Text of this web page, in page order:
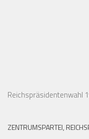
Reichspräsidentenwahl
ZENTRUMSPARTEI,